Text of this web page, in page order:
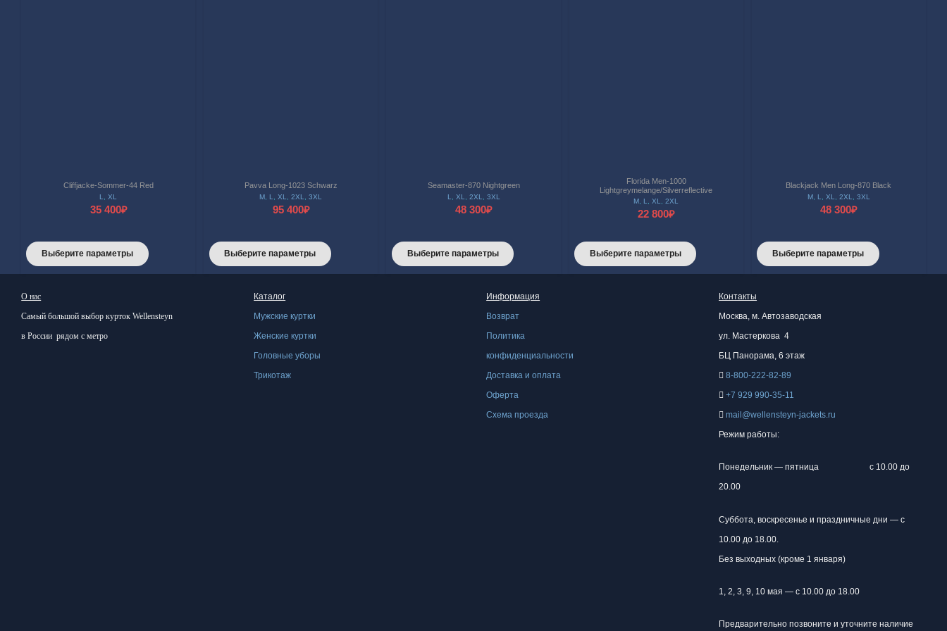
Cliffjacke-Sommer-44 Red
L ,XL
35 400₽
Выберите параметры Этот
Pavva Long-1023 Schwarz
M L ,XL ,2XL ,3XL
95 400₽
Выберите параметры Этот
Seamaster-870 Nightgreen
L XL 2XL 3XL
48 300₽
Выберите параметры Этот
Florida Men-1000
Lightgreymelange/Silverreflective
M, L,XL,2XL
22 800₽
Выберите параметры Этот
Blackjack Men Long-870 Black
M, L XL 2XL 3XL
48 300₽
Выберите параметры Этот
О нас
Самый большойвыбор куртокWellensteyn
в Россиирядом с метро
Каталог
Мужские куртки
Женские куртки
Головные уборы
Трикотаж
Информация
Возврат
Политика
конфиденциальности
Доставка и оплата
Оферта
Схема проезда
Контакты
Москва, м.Автозаводская
ул. Мастеркова 4
БЦ Панорама, 6 этаж
8-800-222-82-89
+7 929 990-35-11
mail@wellensteyn-jackets.ru
Режим работы:
Понедельник — пятницас 10.00 до
20.00
Суббота, воскресенье и праздничные дни — с
10.00 до 18.00.
Без выходных (кроме 1 января)
1, 2, 3, 9, 10 мая — с 10.00 до 18.00
Предварительно позвоните и уточните наличие